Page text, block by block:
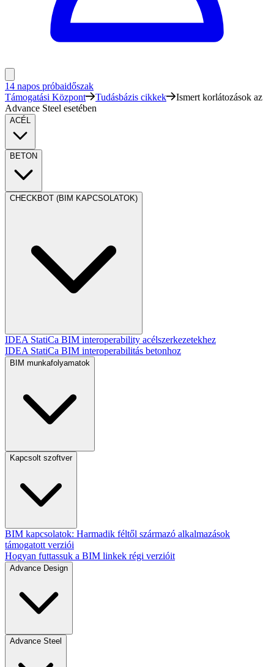
14 napos próbaidőszak
Támogatási Központ
Tudásbázis cikkek
Ismert korlátozások az
Advance Steel esetében
ACÉL
BETON
CHECKBOT (BIM KAPCSOLATOK)
IDEA StatiCa BIM interoperability acélszerkezetekhez
IDEA StatiCa BIM interoperabilitás betonhoz
BIM munkafolyamatok
Kapcsolt szoftver
BIM kapcsolatok: Harmadik féltől származó alkalmazások
támogatott verziói
Hogyan futtassuk a BIM linkek régi verzióit
Advance Design
Advance Steel